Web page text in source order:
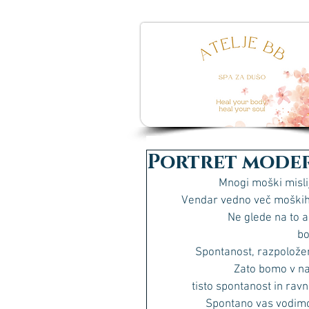
Portret
Mnogi moški
Vendar vedno več
Ne glede na to
Spontanost,
Zato bomo v
tisto spontanost in
Spontano vas